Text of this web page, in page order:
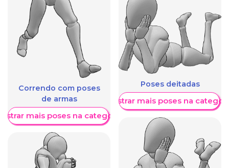
Correndo com poses
de armas
mais poses na categoria
Poses deitadas
Mostrar mais poses na